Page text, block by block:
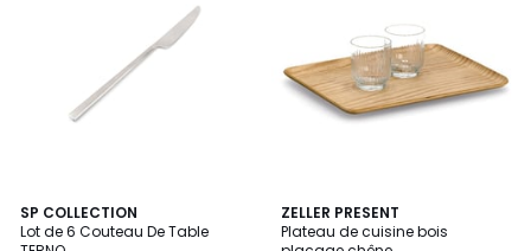
SP COLLECTION
Lot de 6 Couteau De Table
2
Couleurs
ZELLER PRESENT
Plateau de cuisine bois
2
Couleurs